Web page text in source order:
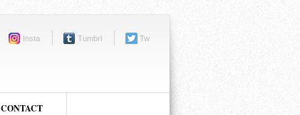
Insta Tumbrl Tw
CONTACT